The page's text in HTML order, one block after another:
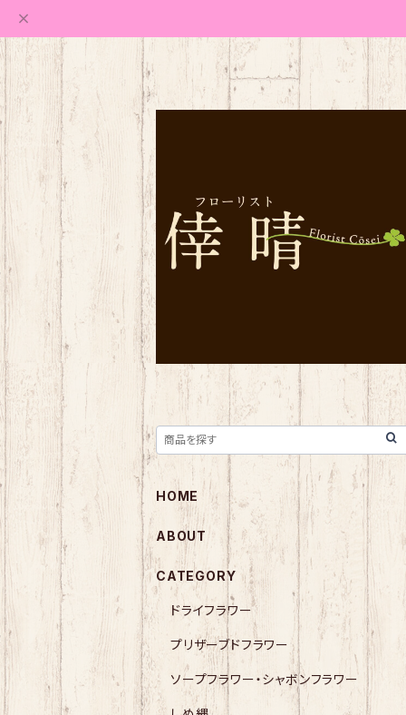
HOME
ABOUT
CATEGORY
ドライフラワー
プリザーブドフラワー
ソープフラワー・シャボンフラワー